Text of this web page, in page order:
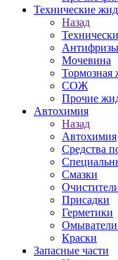
Технические
Назад
Мочевина
Тормозная
СОЖ
Прочие
Автохимия
Назад
Автохимия
Средства
Смазки
Присадки
Герметики
Омыватели
Краски
Запасные части